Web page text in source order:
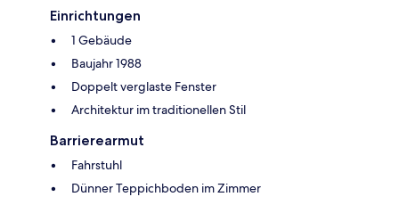
Einrichtungen
1 Gebäude
Baujahr 1988
Doppelt verglaste Fenster
Architektur im traditionellen Stil
Barrierearmut
Fahrstuhl
Dünner Teppichboden im Zimmer